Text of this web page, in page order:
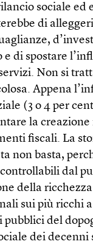
sociale ed
di
di spostare
Non si
Appena
(3 o 4 per
la
fiscali. La
non basta,
dal
della
sui più ricchi
del
dei decenni